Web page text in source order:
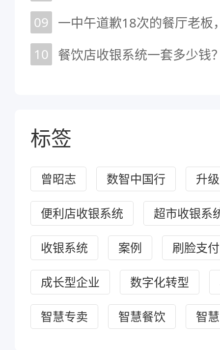
09 一中午道歉18次的餐厅老板
10
标签
曾昭志 数智中国行 升
便利店收银系统 超市收银系
收银系统 案例 刷脸支付
成长型企业 数字化转型
智慧专卖 智慧餐饮 智